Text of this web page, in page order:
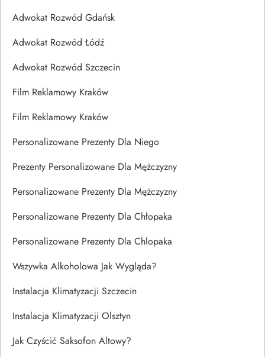
Adwokat Rozwód Gdańsk
Adwokat Rozwód Łódź
Adwokat Rozwód Szczecin
Film Reklamowy Kraków
Film Reklamowy Kraków
Personalizowane Prezenty Dla Niego
Prezenty Personalizowane Dla Mężczyzny
Personalizowane Prezenty Dla Mężczyzny
Personalizowane Prezenty Dla Chłopaka
Personalizowane Prezenty Dla Chlopaka
Wszywka Alkoholowa Jak Wygląda?
Instalacja Klimatyzacji Szczecin
Instalacja Klimatyzacji Olsztyn
Jak Czyścić Saksofon Altowy?